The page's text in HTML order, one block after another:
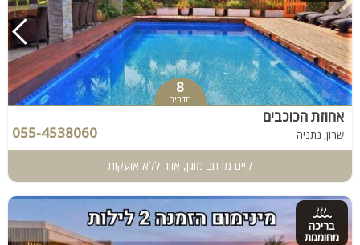
8
חדרים
אחוזת הכוכבים
שרון, נתניה 055-4538060
קיים מרחב מוגן, אזור ללא אזעקות
בריכה
מחוממת